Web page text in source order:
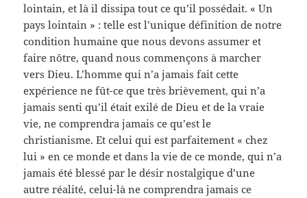
lointain, et là il dissipa tout ce qu’il possédait. « Un
pays lointain » : telle est l’unique définition de notre
condition humaine que nous devons assumer et
faire nôtre, quand nous commençons à marcher
vers Dieu. L’homme qui n’a jamais fait cette
expérience ne fût-ce que très brièvement, qui n’a
jamais senti qu’il était exilé de Dieu et de la vraie
vie, ne comprendra jamais ce qu’est le
christianisme. Et celui qui est parfaitement « chez
lui » en ce monde et dans la vie de ce monde, qui n’a
jamais été blessé par le désir nostalgique d’une
autre réalité, celui-là ne comprendra jamais ce